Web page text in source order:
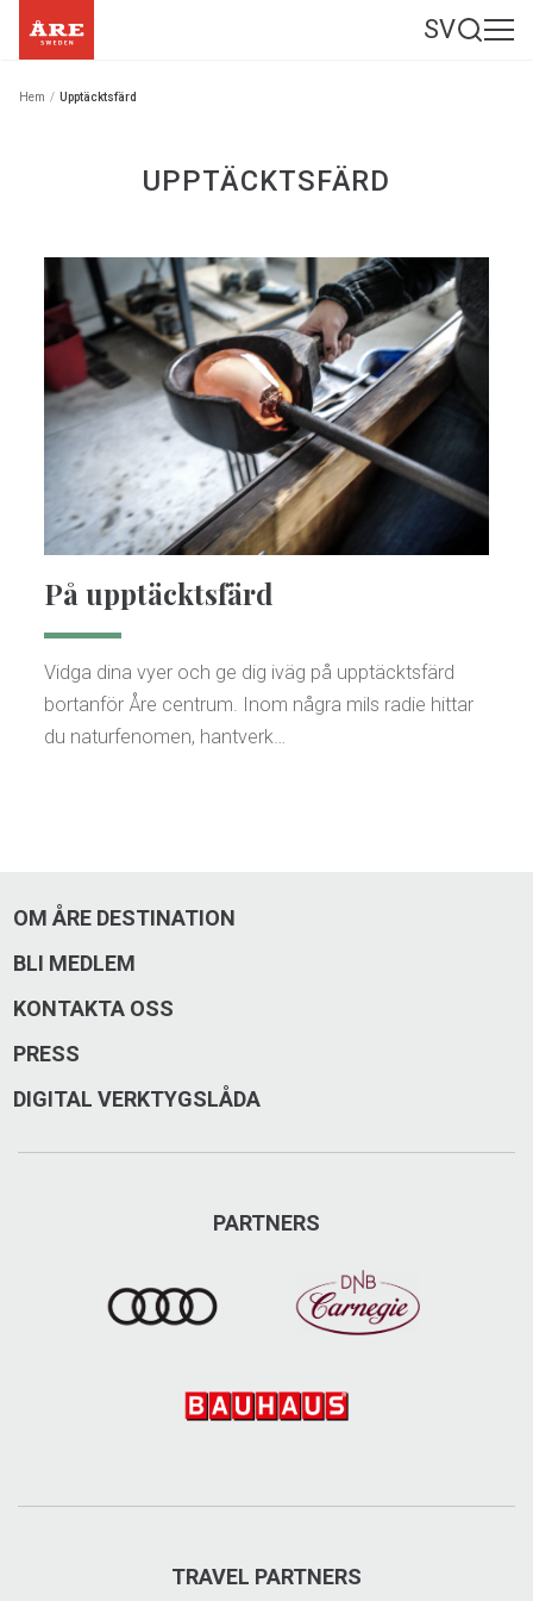
SV
Hem / Upptäcktsfärd
UPPTÄCKTSFÄRD
På upptäcktsfärd
Vidga dina vyer och ge dig iväg på upptäcktsfärd
bortanför Åre centrum. Inom några mils radie hittar
du naturfenomen, hantverk…
OM ÅRE DESTINATION
BLI MEDLEM
KONTAKTA OSS
PRESS
DIGITAL VERKTYGSLÅDA
PARTNERS
TRAVEL PARTNERS